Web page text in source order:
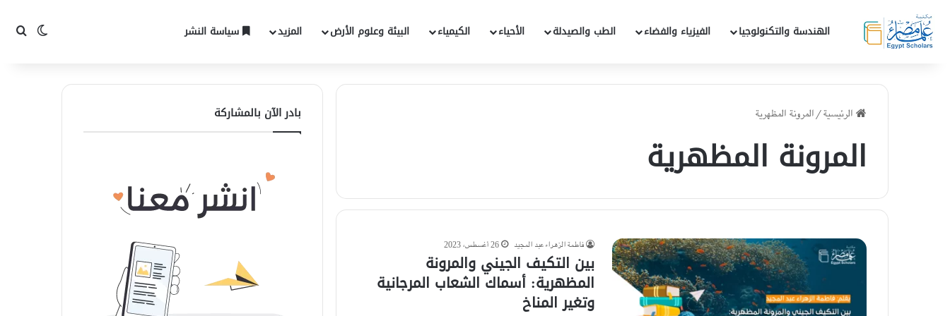
الهندسة والتكنولوجيا الفيزياء والفضاء الطب والصيدلة الأحياء الكيمياء البيئة وعلوم الأرض المزيد سياسة النشر الوضع
الرئيسية/المرونة المظهرية
المرونة المظهرية
فاطمة الزهراء عبد المجيد 26 أغسطس، 2023
بين التكيف الجيني والمرونة
المظهرية: أسماك الشعاب المرجانية
وتغير المناخ
بادر الآن بالمشاركة